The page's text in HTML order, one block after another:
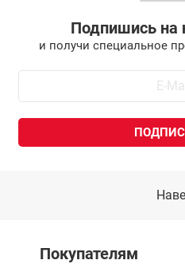
Подпишись на
и получи специальное
Покупателям